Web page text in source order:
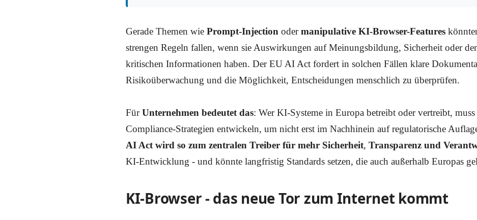
Gerade Themen wie Prompt-Injection oder manipulative KI-Browser-Features
strengen Regeln fallen, wenn sie Auswirkungen auf Meinungsbildung, Sicherheit oder
kritischen Informationen haben. Der EU AI Act fordert in solchen Fällen klare
Risikoüberwachung und die Möglichkeit, Entscheidungen menschlich zu überprüfen.
Für Unternehmen bedeutet das: Wer KI-Systeme in Europa betreibt oder vertreibt,
Compliance-Strategien entwickeln, um nicht erst im Nachhinein auf regulatorische
AI Act wird so zum zentralen Treiber für mehr Sicherheit, Transparenz und
KI-Entwicklung - und könnte langfristig Standards setzen, die auch außerhalb Europas
KI-Browser - das neue Tor zum Internet kommt